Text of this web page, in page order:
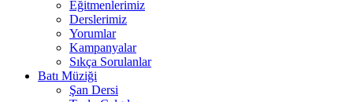
Eğitmenlerimiz
Derslerimiz
Yorumlar
Kampanyalar
Sıkça Sorulanlar
Batı Müziği
Şan Dersi